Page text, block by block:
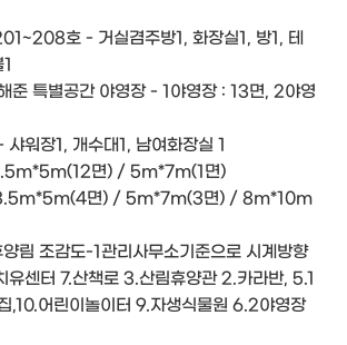
호 - 거실겸주방1, 화장실1, 방1, 테
준 특별공간 야영장 - 1야영장 : 13면, 2야영
샤워장1, 개수대1, 남여화장실 1
면) / 5m*7m(1면)
면) / 5m*7m(3면) / 8m*10m
림 조감도-1관리사무소기준으로 시계방향
유센터 7.산책로 3.산림휴양관 2.카라반, 5.1
,10.어린이놀이터 9.자생식물원 6.2야영장